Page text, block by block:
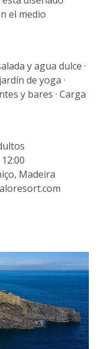
el medio
y agua dulce ·
de yoga ·
y bares · Carga
Madeira